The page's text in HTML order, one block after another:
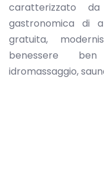
caratterizzato
gastronomica di
gratuita,
benessere
idromassaggio,